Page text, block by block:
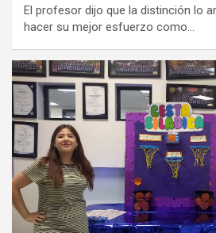
El profesor dijo que la distinción lo
hacer su mejor esfuerzo como…